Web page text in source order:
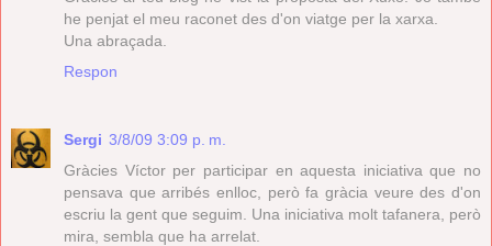
he penjat el meu raconet des d'on viatge per la xarxa.
Una abraçada.
Respon
Sergi 3/8/09 3:09 p. m.
Gràcies Víctor per participar en aquesta iniciativa que no
pensava que arribés enlloc, però fa gràcia veure des d'on
escriu la gent que seguim. Una iniciativa molt tafanera, però
mira, sembla que ha arrelat.